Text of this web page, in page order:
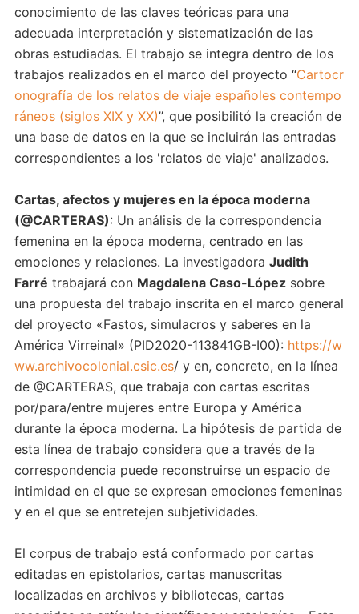
conocimiento de las claves teóricas para una
adecuada interpretación y sistematización de las
obras estudiadas. El trabajo se integra dentro de los
trabajos realizados en el marco del proyecto “Cartocr
onografía de los relatos de viaje españoles contempo
ráneos (siglos XIX y XX)”, que posibilitó la creación de
una base de datos en la que se incluirán las entradas
correspondientes a los 'relatos de viaje' analizados.
Cartas, afectos y mujeres en la época moderna
(@CARTERAS): Un análisis de la correspondencia
femenina en la época moderna, centrado en las
emociones y relaciones. La investigadora Judith
Farré trabajará con Magdalena Caso-Lópezsobre
una propuesta del trabajo inscrita en el marco general
del proyecto «Fastos, simulacros y saberes en la
América Virreinal» (PID2020-113841GB-I00): https://w
ww.archivocolonial.csic.es/ y en, concreto, en la línea
de @CARTERAS, que trabaja con cartas escritas
por/para/entre mujeres entre Europa y América
durante la época moderna. La hipótesis de partida de
esta línea de trabajo considera que a través de la
correspondencia puede reconstruirse un espacio de
intimidad en el que se expresan emociones femeninas
y en el que se entretejen subjetividades.
El corpus de trabajo está conformado por cartas
editadas en epistolarios, cartas manuscritas
localizadas en archivos y bibliotecas, cartas